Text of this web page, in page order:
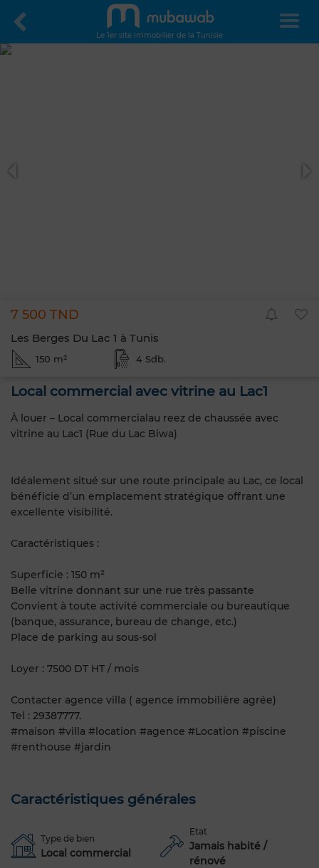
Le 1er site immobilier de la Tunisie
7 500 TND
Les Berges Du Lac 1 à Tunis
150 m² 4 Sdb.
Local commercial avec vitrine au Lac1
À louer – Local commercialau reez de chaussée avec
vitrine au Lac1 (Rue du Lac Biwa)
Idéalement situé sur une route principale au Lac, ce local
bénéficie d’un emplacement stratégique offrant une
excellente visibilité.
Caractéristiques :
Superficie : 150 m²
Belle vitrine donnant sur une rue très passante
Convient à toute activité commerciale ou bureautique
(banque, assurance, bureau de change, etc.)
Place de parking au sous-sol
Loyer : 7500 DT HT / mois
Contacter agence villa ( agence immobilière agrée)
Tel : 29387777.
#maison #villa #location #agence #Location #piscine
#renthouse #jardin
Caractéristiques générales
Type de bien
Local commercial
Etat
Jamais habité /
rénové